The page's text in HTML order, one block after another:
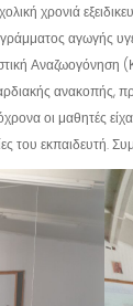
χρονιά
αγωγής
ανακοπής,
οι μαθητές
του εκπαιδευτή.